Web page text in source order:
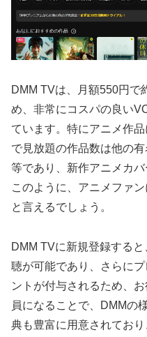
DMM TVは、月額550円で
め、非常にコスパの良い
ています。特にアニメ作
で見放題の作品数は他の
等であり、新作アニメカ
このように、アニメファ
と言えるでしょう。
DMM TVに新規登録する
聴が可能であり、さらに
ントが付与されるため、
員になることで、DMMの
典も豊富に用意されてお